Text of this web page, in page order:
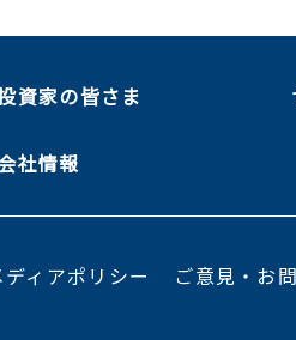
資家の皆さま
社情報
ィアポリシー ご意見・お